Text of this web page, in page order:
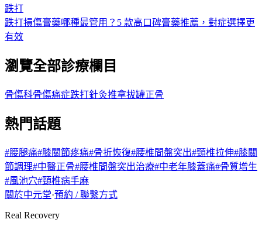
跌打
跌打損傷膏藥哪種最管用？5 款高口碑膏藥推薦，對症選擇更
有效
瀏覽全部診療欄目
骨傷科骨傷痛症跌打針灸推拿拔罐正骨
熱門話題
#腰腿痛#膝關節疼痛#骨折恢復#腰椎間盤突出#頸椎拉伸#膝關
節調理#中醫正骨#腰椎間盤突出治療#中老年膝蓋痛#骨質增生
#風池穴#頸椎病手麻
關於中元堂·預約 / 聯繫方式
Real Recovery